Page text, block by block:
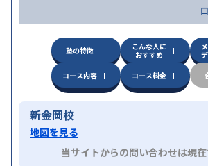
塾の特徴
こんな人に
おすすめ
コース内容
コース料金
新金岡校
地図を見る
当サイトからの問い合わせは現